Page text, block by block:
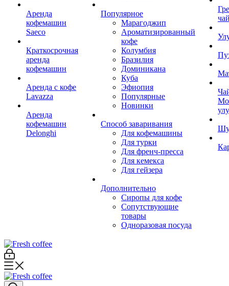
Аренда
кофемашин
Saeco
Краткосрочная
аренда
кофемашин
Аренда с кофе
Lavazza
Аренда
кофемашин
Delonghi
Популярное
Марагоджип
Ароматизированный
кофе
Колумбия
Бразилия
Доминикана
Куба
Эфиопия
Популярные
Новинки
Способ заваривания
Для кофемашины
Для турки
Для френч-пресса
Для кемекса
Для гейзера
Дополнительно
Сиропы для кофе
Сопутствующие
товары
Одноразовая посуда
Шу